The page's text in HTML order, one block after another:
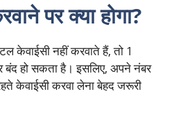
पर क्या होगा?
नहीं करवाते हैं, तो 1
बंद हो सकता है। इसलिए, अपने नंबर
केवाईसी करवा लेना बेहद जरूरी